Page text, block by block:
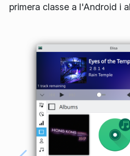
primera classe a l'Android i